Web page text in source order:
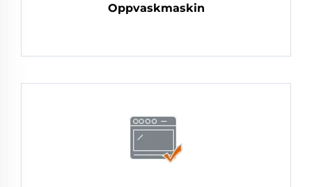
Oppvaskmaskin